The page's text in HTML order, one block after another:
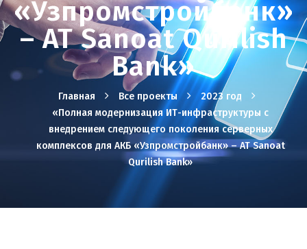
«Узпромстройбанк»
– AT Sanoat Qurilish
Bank»
Главная Все проекты
2023 год
«Полная модернизация ИТ-инфраструктуры с
внедрением следующего поколения серверных
комплексов для АКБ «Узпромстройбанк» – AT Sanoat
Qurilish Bank»